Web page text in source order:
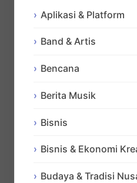
Aplikasi & Platform
Band & Artis
Bencana
Berita Musik
Bisnis
Bisnis & Ekonomi
Budaya & Tradisi